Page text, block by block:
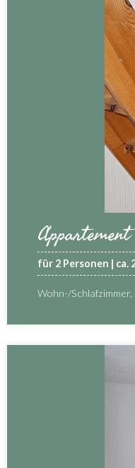
für 2 Personen | ca.
Wohn-/